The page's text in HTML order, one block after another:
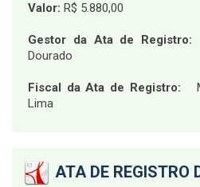
Valor: R$ 5.880,00
Gestor da Ata de Registro:
Dourado
Fiscal da Ata de Registro:
Lima
ATA DE REGISTRO